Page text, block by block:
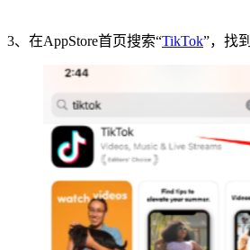
3、在AppStore首页搜索“TikTok”，找